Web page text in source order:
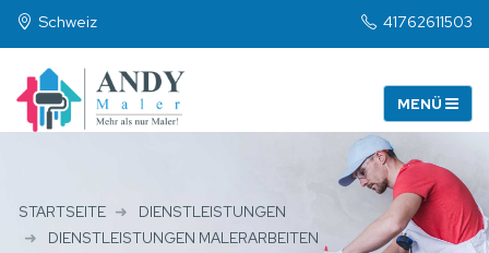
Schweiz 41762611503
STARTSEITE
DIENSTLEISTUNGEN
DIENSTLEISTUNGEN MALERARBEITEN